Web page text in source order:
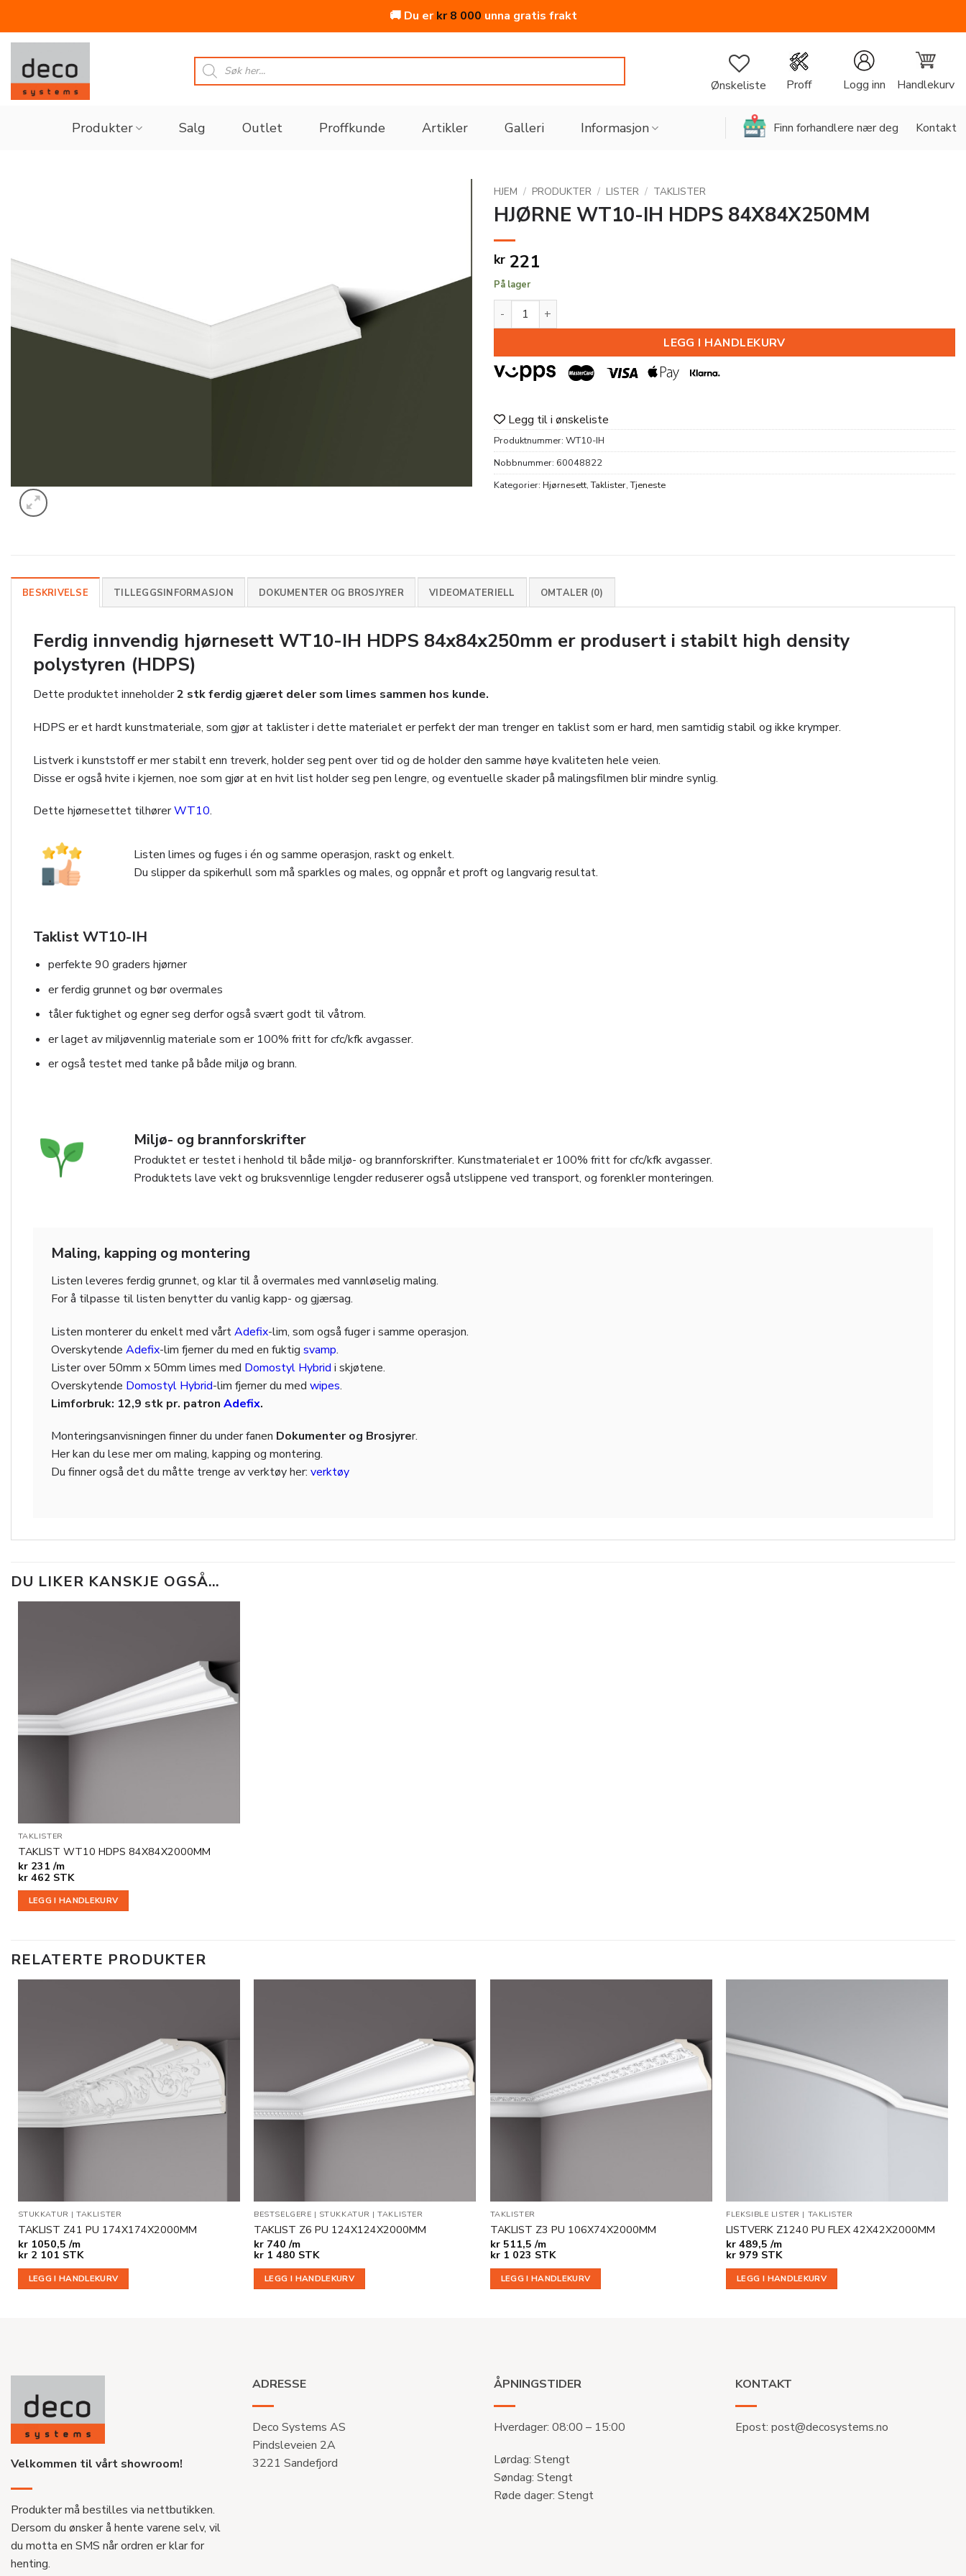
🚚 Du erkr8 000 unna gratis frakt
Skip
content
Products
search
Ønskeliste Proff Logg inn Handlekurv
Produkter Salg Outlet Proffkunde Artikler Galleri Informasjon Finn forhandlere nær deg Kontakt
HJEM / PRODUKTER / LISTER / TAKLISTER
HJØRNE WT10-IH HDPS 84X84X250MM
kr 221
På lager
HJØRNE WT10-IH HDPS 84X84X250MM antall
LEGG I HANDLEKURV
Legg til i ønskeliste
Produktnummer: WT10-IH
Nobbnummer: 60048822
Kategorier: Hjørnesett,Taklister,Tjeneste
BESKRIVELSE TILLEGGSINFORMASJON DOKUMENTER OG BROSJYRER VIDEOMATERIELL OMTALER (0)
Ferdig innvendig hjørnesett WT10-IH HDPS 84x84x250mm er produsert i stabilt high density
polystyren (HDPS)
Dette produktet inneholder2 stk ferdig gjæret deler som limes sammen hos kunde.
HDPS er et hardt kunstmateriale, som gjør at taklister i dette materialet er perfekt der man trenger en taklist som er hard, men samtidig stabil og ikke krymper.
Listverk i kunststoff er mer stabilt enn treverk, holder seg pent over tid og de holder den samme høye kvaliteten hele veien.
Disse er også hvite i kjernen, noe som gjør at en hvit list holder seg pen lengre, og eventuelle skader på malingsfilmen blir mindre synlig.
Dette hjørnesettet tilhørerWT10.
Listen limes og fuges i én og samme operasjon, raskt og enkelt.
Du slipper da spikerhull som må sparkles og males, og oppnår et proft og langvarig resultat.
Taklist WT10-IH
perfekte 90 graders hjørner
er ferdig grunnet og bør overmales
tåler fuktighet og egner seg derfor også svært godt til våtrom.
er laget av miljøvennlig materiale som er 100% fritt for cfc/kfk avgasser.
er også testet med tanke på både miljø og brann.
Miljø- og brannforskrifter
Produktet er testet i henhold til både miljø- og brannforskrifter. Kunstmaterialet er 100% fritt for cfc/kfk avgasser.
Produktets lave vekt og bruksvennlige lengder reduserer også utslippene ved transport, og forenkler monteringen.
Maling, kapping og montering
Listen leveres ferdig grunnet, og klar til å overmales med vannløselig maling.
For å tilpasse til listen benytter du vanlig kapp- og gjærsag.
Listen monterer du enkelt med vårtAdefix-lim, som også fuger i samme operasjon.
Overskytende Adefix-lim fjerner du med en fuktig svamp.
Lister over 50mm x 50mm limes med Domostyl Hybrid i skjøtene.
Overskytende Domostyl Hybrid-lim fjerner du med wipes.
Limforbruk: 12,9 stk pr. patron Adefix.
Monteringsanvisningen finner du under fanen Dokumenter og Brosjyrer.
Her kan du lese mer om maling, kapping og montering.
Du finner også det du måtte trenge av verktøy her: verktøy
DU LIKER KANSKJE OGSÅ…
ønskeliste
TAKLISTER
TAKLIST WT10 HDPS 84X84X2000MM
kr231 /m
kr462 STK
LEGG I HANDLEKURV
RELATERTE PRODUKTER
i
ønskeliste
STUKKATUR |TAKLISTER
TAKLIST Z41 PU 174X174X2000MM
kr1050,5 /m
kr2 101 STK
LEGG I HANDLEKURV
i
ønskeliste
BESTSELGERE | STUKKATUR |TAKLISTER
TAKLIST Z6 PU 124X124X2000MM
kr 740 /m
kr 1 480 STK
LEGG I HANDLEKURV
i
ønskeliste
TAKLISTER
TAKLIST Z3 PU 106X74X2000MM
kr511,5 /m
kr1 023 STK
LEGG I HANDLEKURV
FLEKSIBLE LISTER | TAKLISTER
LISTVERK Z1240 PU FLEX 42X42X2000MM
kr 489,5 /m
kr 979 STK
LEGG I HANDLEKURV
Velkommen til vårt showroom!
Produkter må bestilles via nettbutikken.
Dersom du ønsker å hente varene selv, vil
du motta en SMS når ordren er klar for
henting.
ADRESSE
Deco Systems AS
Pindsleveien 2A
3221 Sandefjord
ÅPNINGSTIDER
Hverdager: 08:00 – 15:00
Lørdag: Stengt
Søndag: Stengt
Røde dager: Stengt
KONTAKT
Epost: post@decosystems.no